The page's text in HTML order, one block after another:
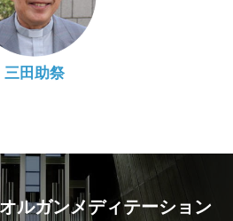
三田助祭
オルガンメディテーション